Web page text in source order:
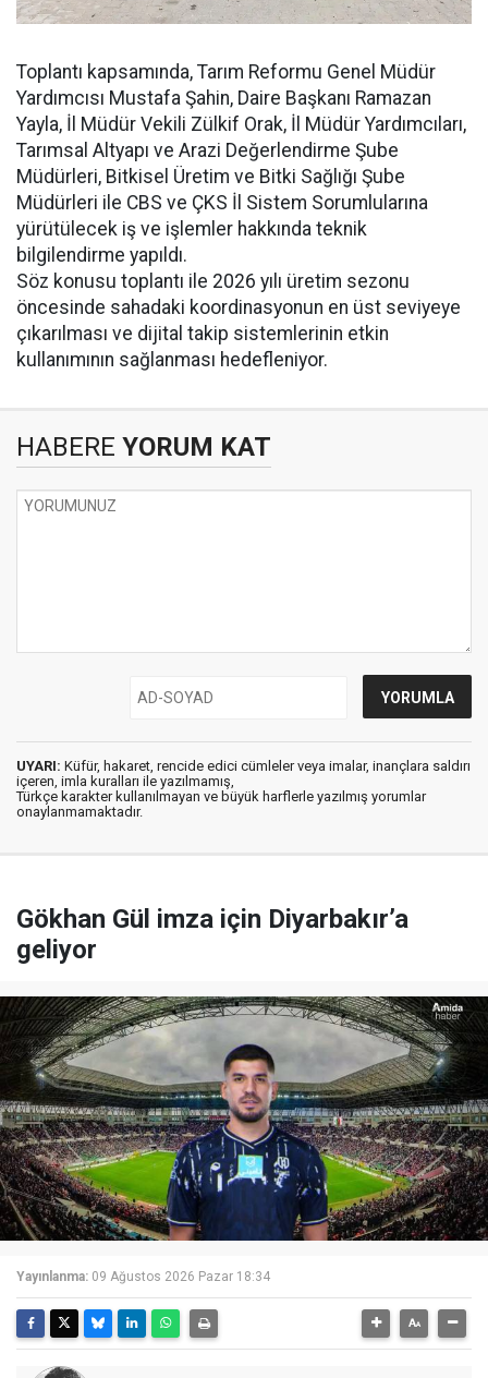
Toplantı kapsamında, Tarım Reformu Genel Müdür
Yardımcısı Mustafa Şahin, Daire Başkanı Ramazan
Yayla, İl Müdür Vekili Zülkif Orak, İl Müdür Yardımcıları,
Tarımsal Altyapı ve Arazi Değerlendirme Şube
Müdürleri, Bitkisel Üretim ve Bitki Sağlığı Şube
Müdürleri ile CBS ve ÇKS İl Sistem Sorumlularına
yürütülecek iş ve işlemler hakkında teknik
bilgilendirme yapıldı.
Söz konusu toplantı ile 2026 yılı üretim sezonu
öncesinde sahadaki koordinasyonun en üst seviyeye
çıkarılması ve dijital takip sistemlerinin etkin
kullanımının sağlanması hedefleniyor.
HABERE YORUM KAT
UYARI: Küfür, hakaret, rencide edici cümleler veya imalar, inançlara saldırı
içeren, imla kuralları ile yazılmamış,
Türkçe karakter kullanılmayan ve büyük harflerle yazılmış yorumlar
onaylanmamaktadır.
Gökhan Gül imza için Diyarbakır’a
geliyor
Yayınlanma: 09 Ağustos 2026 Pazar 18:34